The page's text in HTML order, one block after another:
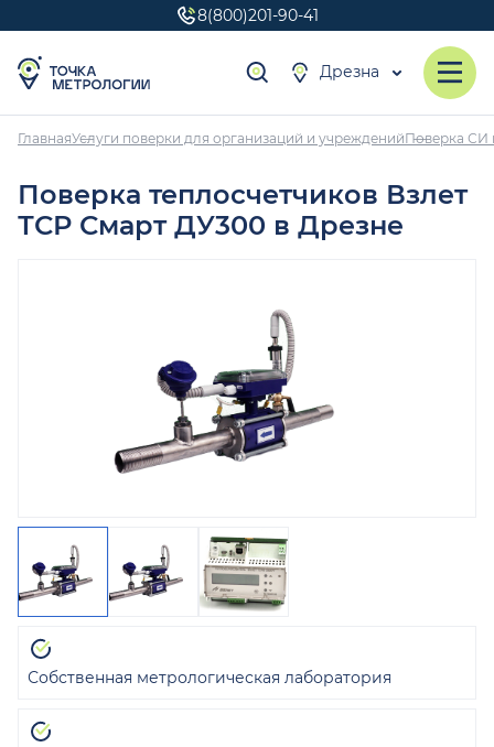
8(800)201-90-41
Дрезна
ГлавнаяУслуги поверки для организаций и учрежденийПоверка СИ
Поверка теплосчетчиков Взлет
ТСР Смарт ДУ300 в Дрезне
Собственная метрологическая лаборатория